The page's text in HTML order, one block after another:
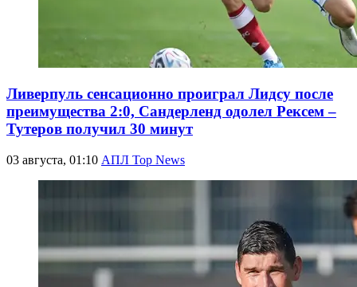
Ливерпуль сенсационно проиграл Лидсу после
преимущества 2:0, Сандерленд одолел Рексем –
Тутеров получил 30 минут
03 августа, 01:10 АПЛ Top News